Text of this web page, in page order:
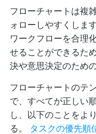
フローチャートは複
ォローしやすくしま
ワークフローを合理
せることができるた
決や意思決定のため
フローチャートのテ
で、すべてが正しい
し、以下のことをよ
る。 タスクの優先順